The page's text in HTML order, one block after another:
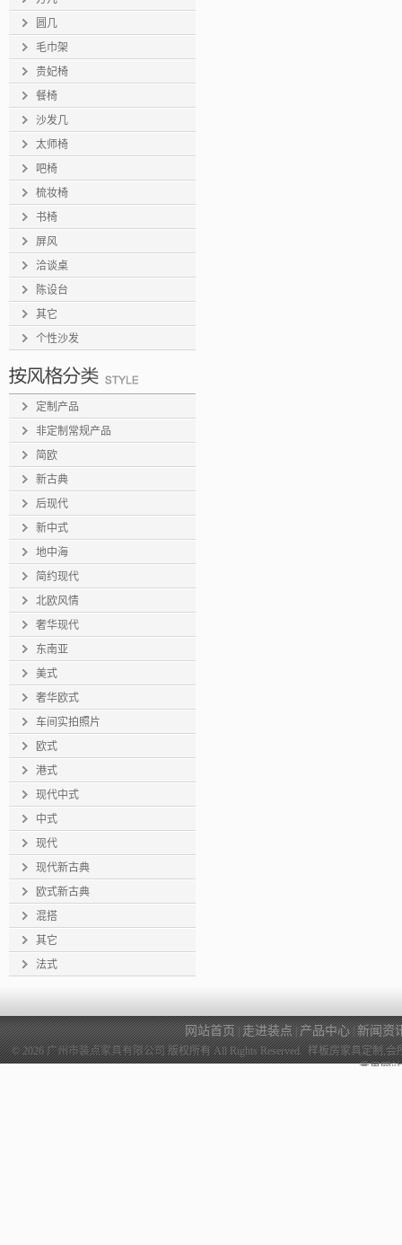
圆几
毛巾架
贵妃椅
餐椅
沙发几
太师椅
吧椅
梳妆椅
书椅
屏风
洽谈桌
陈设台
其它
个性沙发
定制产品
非定制常规产品
简欧
新古典
后现代
新中式
地中海
简约现代
北欧风情
奢华现代
东南亚
美式
奢华欧式
车间实拍照片
欧式
港式
现代中式
中式
现代
现代新古典
欧式新古典
混搭
其它
法式
网站首页|走进装点|产品中心|新闻资
© 2026广州市装点家具有限公司版权所有 All Rights Reserved. 样板房家具定制,
番禺网